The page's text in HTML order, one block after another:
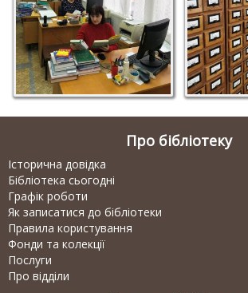
Про бібліотеку
Історична довідка
Бібліотека сьогодні
Графік роботи
Як записатися до бібліотеки
Правила користування
Фонди та колекції
Послуги
Про відділи